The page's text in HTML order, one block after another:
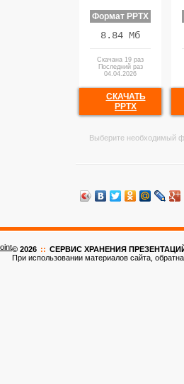
Формат PPTX
8.84 Мб
Скачана 19 раз
Последний раз
04.04.2026
СКАЧАТЬ
PPTX
Выберите необходимый
© 2026 :: CЕРВИС ХРАНЕНИЯ ПРЕЗЕНТАЦИЙ
При использовании материалов сайта,